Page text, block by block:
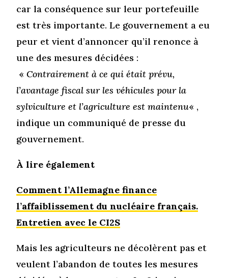
car la conséquence sur leur portefeuille
est très importante. Le gouvernement a eu
peur et vient d’annoncer qu’il renonce à
une des mesures décidées :
«Contrairement à ce qui était prévu,
l’avantage fiscal sur les véhicules pour la
sylviculture et l’agriculture est maintenu« ,
indique un communiqué de presse du
gouvernement.
À lire également
Comment l’Allemagne finance
l’affaiblissement du nucléaire français.
Entretien avec le CI2S
Mais les agriculteurs ne décolèrent pas et
veulent l’abandon de toutes les mesures